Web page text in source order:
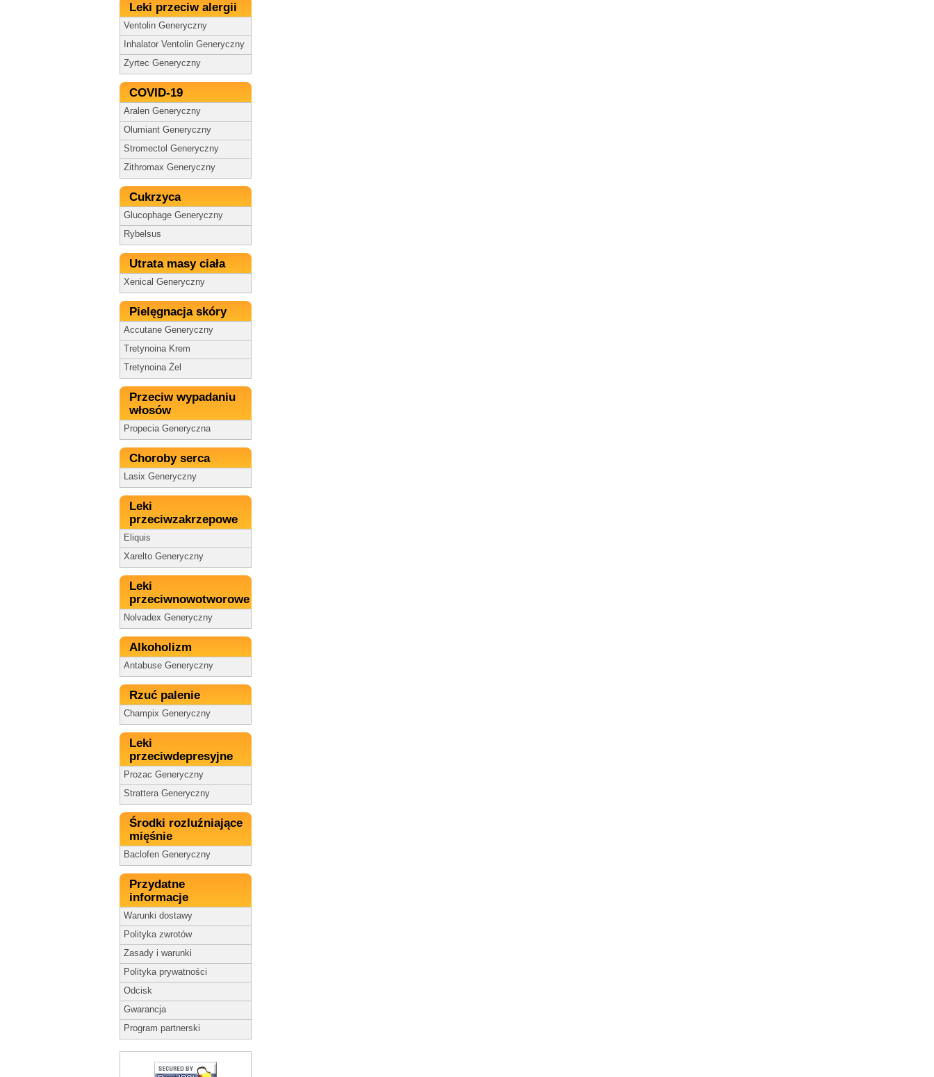
Leki przeciw alergii
Ventolin Generyczny
Inhalator Ventolin Generyczny
Zyrtec Generyczny
COVID-19
Aralen Generyczny
Olumiant Generyczny
Stromectol Generyczny
Zithromax Generyczny
Cukrzyca
Glucophage Generyczny
Rybelsus
Utrata masy ciała
Xenical Generyczny
Pielęgnacja skóry
Accutane Generyczny
Tretynoina Krem
Tretynoina Żel
Przeciw wypadaniu
włosów
Propecia Generyczna
Choroby serca
Lasix Generyczny
Leki
przeciwzakrzepowe
Eliquis
Xarelto Generyczny
Leki
przeciwnowotworowe
Nolvadex Generyczny
Alkoholizm
Antabuse Generyczny
Rzuć palenie
Champix Generyczny
Leki
przeciwdepresyjne
Prozac Generyczny
Strattera Generyczny
Środki rozluźniające
mięśnie
Baclofen Generyczny
Przydatne
informacje
Warunki dostawy
Polityka zwrotów
Zasady i warunki
Polityka prywatności
Odcisk
Gwarancja
Program partnerski